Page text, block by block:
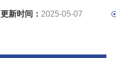
更新时间： 2025-05-07